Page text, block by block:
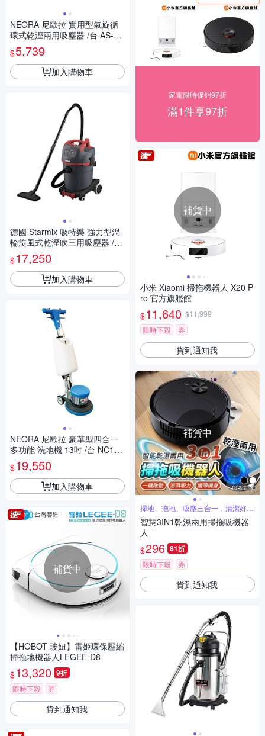
NEORA 尼歐拉 實用型氣旋循
環式乾溼兩用吸塵器 /台 AS-15
$5,739
加入購物車
德國 Starmix 吸特樂 強力型渦
輪旋風式乾溼吹三用吸塵器 /台
NSG uClean-1432
$17,250
加入購物車
NEORA 尼歐拉 豪華型四合一
多功能 洗地機 13吋 /台 NC175
-13
$19,550
加入購物車
補貨中
【HOBOT 玻妞】雷姬環保壓縮
掃拖地機器人LEGEE-D8
$13,320 9折
限時下殺 券
貨到通知我
家電限時促銷97折
滿1件享97折
補貨中
小米 Xiaomi 掃拖機器人 X20 P
ro 官方旗艦館
$11,640 $11,999
限時下殺
券
貨到通知我
補貨中
掃地、拖地、吸塵三合一，清潔好幫
手
智慧3IN1乾濕兩用掃拖吸機器
人
$296 81折
限時下殺 券
貨到通知我